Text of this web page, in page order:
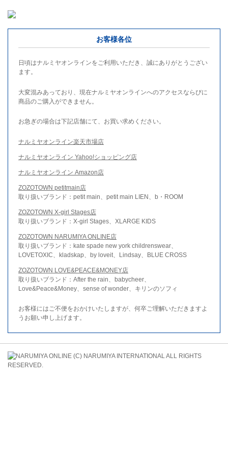
お客様各位
日頃はナルミヤオンラインをご利用いただき、誠にありがとうござい
ます。
大変混みあっており、現在ナルミヤオンラインへのアクセスならびに
商品のご購入ができません。
お急ぎの場合は下記店舗にて、お買い求めください。
ナルミヤオンライン楽天市場店
ナルミヤオンライン Yahoo!ショッピング店
ナルミヤオンライン Amazon店
ZOZOTOWN petitmain店
取り扱いブランド：petit main、petit main LIEN、b・ROOM
ZOZOTOWN X-girl Stages店
取り扱いブランド：X-girl Stages、XLARGE KIDS
ZOZOTOWN NARUMIYA ONLINE店
取り扱いブランド：kate spade new york childrenswear、
LOVETOXIC、kladskap、by loveit、Lindsay、BLUE CROSS
ZOZOTOWN LOVE&PEACE&MONEY店
取り扱いブランド：After the rain、babycheer、
Love&Peace&Money、sense of wonder、キリンのソフィ
お客様にはご不便をおかけいたしますが、何卒ご理解いただきますよ
うお願い申し上げます。